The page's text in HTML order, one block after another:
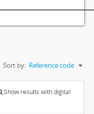
Sort by: Reference code
Show results with digital